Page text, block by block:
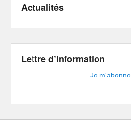
Actualités
Lettre d’information
Je m'abonne